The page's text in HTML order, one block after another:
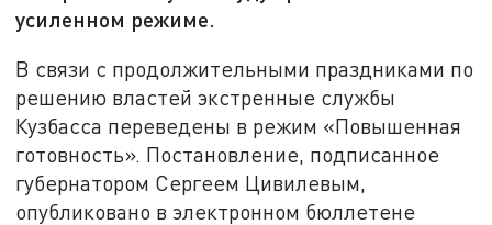
усиленном режиме.
В связи с продолжительными праздниками по
решению властей экстренные службы
Кузбасса переведены в режим «Повышенная
готовность». Постановление, подписанное
губернатором Сергеем Цивилевым,
опубликовано в электронном бюллетене